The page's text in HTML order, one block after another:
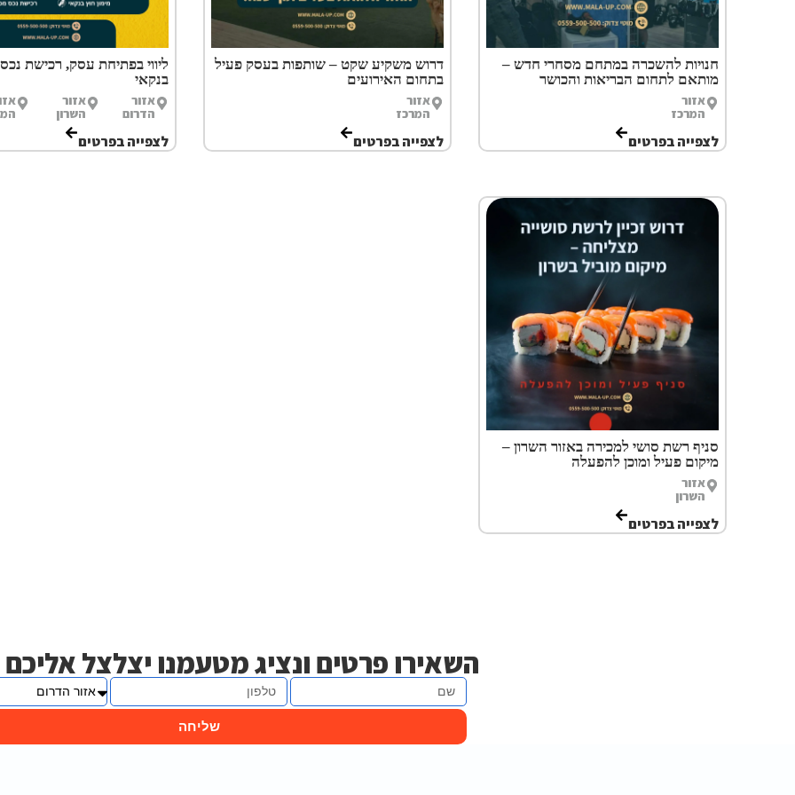
חנויות להשכרה במתחם מסחרי חדש –
מותאם לתחום הבריאות והכושר
אזור
המרכז
לצפייה בפרטים
דרוש משקיע שקט – שותפות בעסק פעיל
בתחום האירועים
אזור
המרכז
לצפייה בפרטים
ליווי בפתיחת עסק, רכישת נכס
בנקאי
אזור
הדרום
אזור
השרון
לצפייה בפרטים
סניף רשת סושי למכירה באזור השרון –
מיקום פעיל ומוכן להפעלה
אזור
השרון
לצפייה בפרטים
השאירו פרטים ונציג מטעמנו יצלצל
שליחה